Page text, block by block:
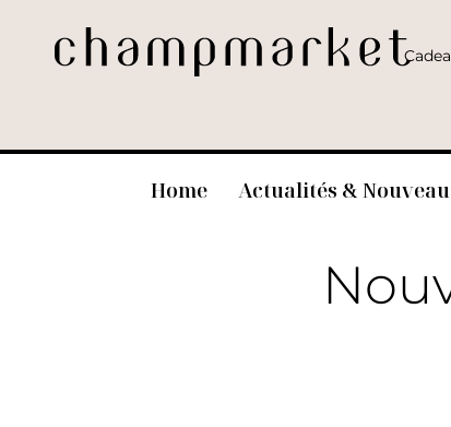
Home Actualités &